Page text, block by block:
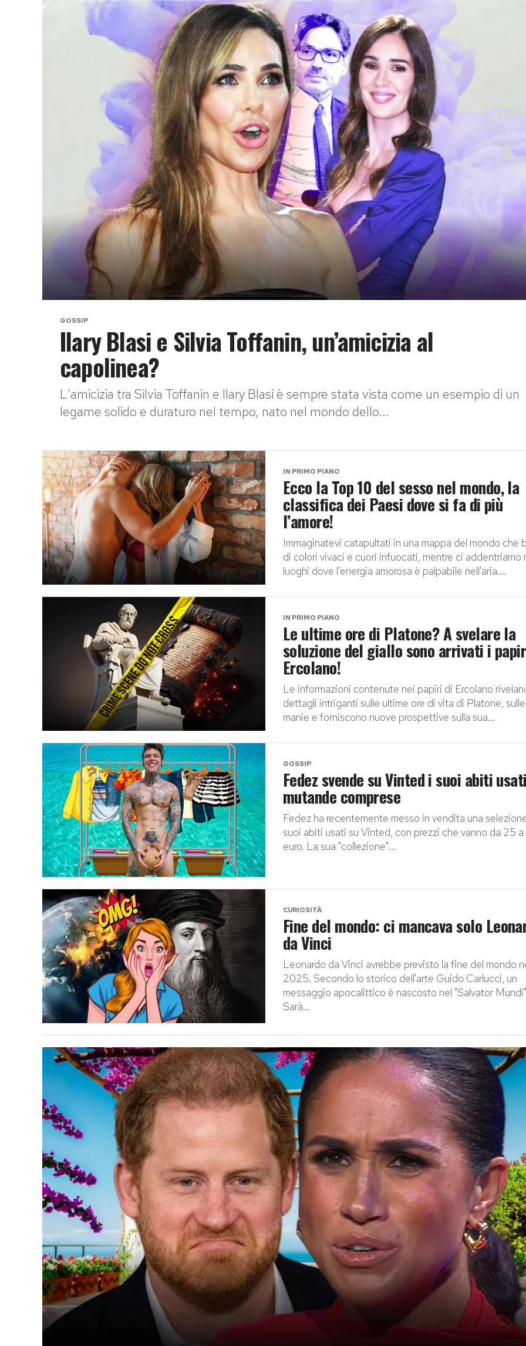
GOSSIP
Ilary Blasi e Silvia Toffanin, un’amicizia al
capolinea?
L'amicizia tra Silvia Toffanin e Ilary Blasi è sempre stata vista come un esempio di un
legame solido e duraturo nel tempo, nato nel mondo dello...
IN PRIMO PIANO
Ecco la Top 10 del sesso nel mondo, la
classifica dei Paesi dove si fa di più
l’amore!
Immaginatevi catapultati in una mappa del mondo che
di colori vivaci e cuori infuocati, mentre ci addentriamo
luoghi dove l'energia amorosa è palpabile nell'aria....
IN PRIMO PIANO
Le ultime ore di Platone? A svelare la
soluzione del giallo sono arrivati i
Ercolano!
Le informazioni contenute nei papiri di Ercolano
dettagli intriganti sulle ultime ore di vita di Platone,
manie e forniscono nuove prospettive sulla sua...
GOSSIP
Fedez svende su Vinted i suoi abiti
mutande comprese
Fedez ha recentemente messo in vendita una
suoi abiti usati su Vinted, con prezzi che vanno da 25
euro. La sua "collezione"...
CURIOSITÀ
Fine del mondo: ci mancava solo
da Vinci
Leonardo da Vinci avrebbe previsto la fine del mondo
2025. Secondo lo storico dell'arte Guido Carlucci, un
messaggio apocalittico è nascosto nel "Salvator
Sarà...